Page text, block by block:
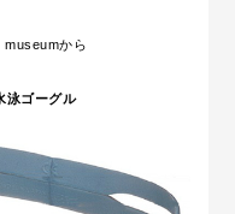
から
泳ゴーグル